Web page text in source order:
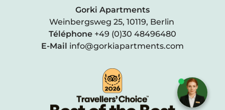
Gorki Apartments
Weinbergsweg 25, 10119, Berlin
Téléphone +49 (0)30 48496480
E-Mail info@gorkiapartments.com